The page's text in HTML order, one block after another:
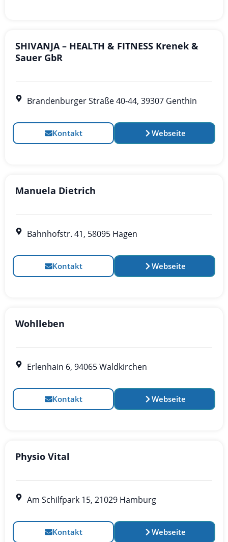
SHIVANJA – HEALTH & FITNESS Krenek &
Sauer GbR
Brandenburger Straße 40-44, 39307 Genthin
Kontakt Webseite
Manuela Dietrich
Bahnhofstr. 41, 58095 Hagen
Kontakt Webseite
Wohlleben
Erlenhain 6, 94065 Waldkirchen
Kontakt Webseite
Physio Vital
Am Schilfpark 15, 21029 Hamburg
Kontakt Webseite